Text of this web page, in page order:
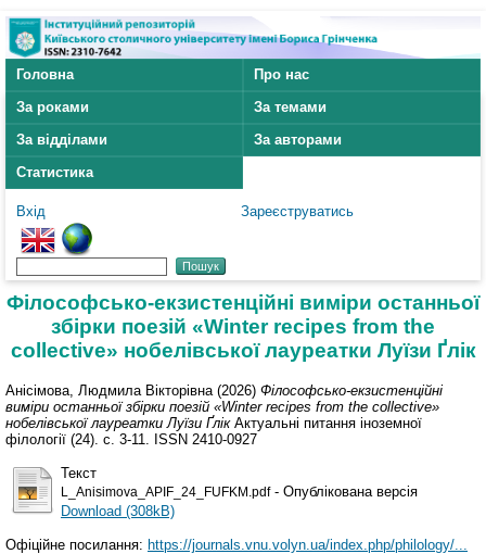
Головна
Про нас
За роками
За темами
За відділами
За авторами
Статистика
Вхід Зареєструватись
Філософсько-екзистенційні виміри останньої
збірки поезій «Winter recipes from the
collective» нобелівської лауреатки Луїзи Ґлік
Анісімова, Людмила Вікторівна (2026) Філософсько-екзистенційні
виміри останньої збірки поезій «Winter recipes from the collective»
нобелівської лауреатки Луїзи ҐлікАктуальні питання іноземної
філології (24). с. 3-11. ISSN 2410-0927
Текст
L_Anisimova_APIF_24_FUFKM.pdf- Опублікована версія
Download (308kB)
Офіційне посилання: https://journals.vnu.volyn.ua/index.php/philology/...